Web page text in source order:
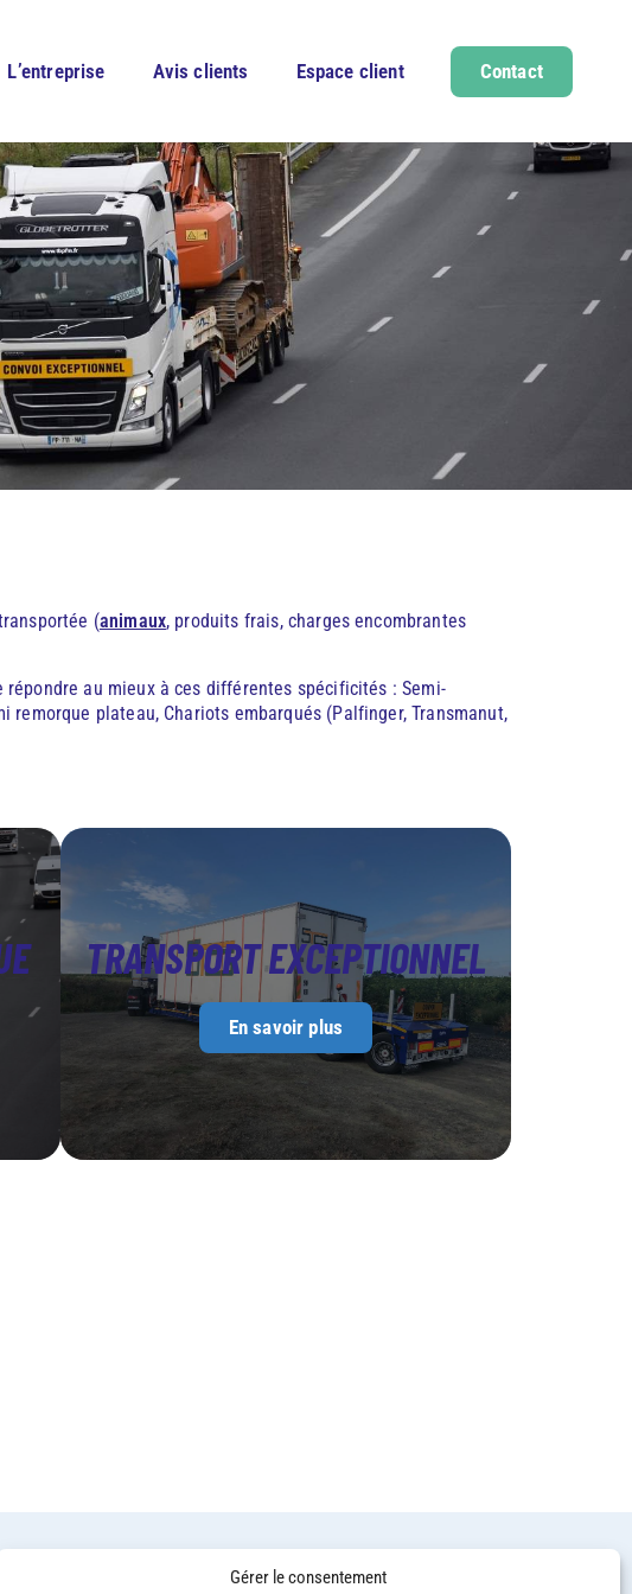
Gérer le consentement
L’entreprise
Recrutement
Démarche RSE
Avis clients Espace client Contact
>Transport spécifique
(animaux, produits frais, charges encombrantes
au mieux à ces différentes spécificités : Semi-
plateau, Chariots embarqués (Palfinger, Transmanut,
TRANSPORT EXCEPTIONNEL
En savoir plus